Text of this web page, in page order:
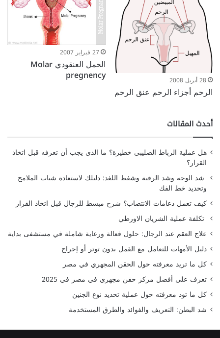
28 أبريل 2008
الرحم أجزاء الرحم عنق الرحم
27 فبراير 2007
الحمل العنقودي Molar
pregnency
أحدث المقالات
هل عملية الرباط الصليبي خطيرة؟ ما الذي يجب أن تعرفه قبل اتخاذ
القرار؟
شد الوجه وشد الرقبة وشفط اللغد: دليلك لاستعادة شباب الملامح
وتحديد خط الفك
كيف تعمل دعامات الانتصاب؟ شرح مبسط للرجال قبل اتخاذ القرار
تكلفة عملية الشريان الاورطي
علاج العقم عند الرجال: حلول فعالة ورعاية شاملة في مستشفى بداية
دليل الأمهات للتعامل مع القمل بدون توتر أو إحراج
كل ما تريد معرفته حول الحقن المجهري في مصر
تعرف على أفضل مركز حقن مجهري في مصر في 2025
كل ما تود معرفته حول عملية تحديد نوع الجنين
شد البطن: التعريف والفوائد والطرق المستخدمة